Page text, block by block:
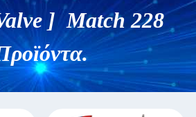
] Match 228